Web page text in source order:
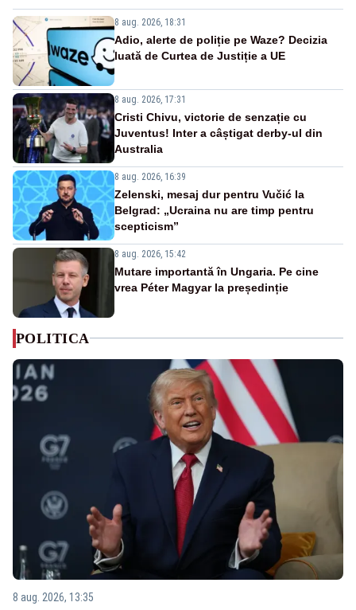
8 aug. 2026, 18:31
Adio, alerte de poliție pe Waze? Decizia
luată de Curtea de Justiție a UE
8 aug. 2026, 17:31
Cristi Chivu, victorie de senzație cu
Juventus! Inter a câștigat derby-ul din
Australia
8 aug. 2026, 16:39
Zelenski, mesaj dur pentru Vučić la
Belgrad: „Ucraina nu are timp pentru
scepticism”
8 aug. 2026, 15:42
Mutare importantă în Ungaria. Pe cine
vrea Péter Magyar la președinție
POLITICA
8 aug. 2026, 13:35